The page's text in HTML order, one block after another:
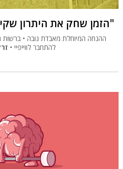
הזמן שחק את היתרון שקיבלו זוכי "דירה בהנחה"
ההנחה המיוחלת מאבדת גובה • ברשות
להתחבר לווייפיי •